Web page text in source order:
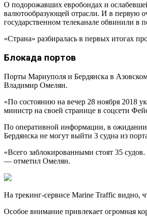
О подорожавших евробондах и
валютообразующей отрасли. И в первую
государственном телеканале обвинили
«Страна» разбиралась в первых итогах
Блокада портов
Порты Мариуполя и Бердянска в
Владимир Омелян.
«По состоянию на вечер 28 ноября 2018
министр на своей странице в соцсети
По оперативной информации, в ожидании
Бердянска не могут выйти 3 судна из
«Всего заблокированными стоят 35
— отметил Омелян.
На трекинг-сервисе Marine Traffic видно,
Особое внимание привлекает огромная